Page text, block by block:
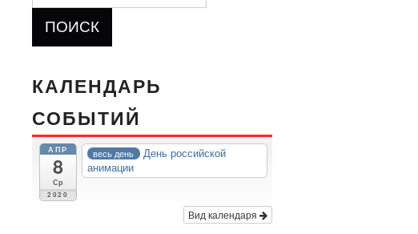
КАЛЕНДАРЬ
СОБЫТИЙ
АПР
8
Ср
2020
весь день
День российской
анимации
Вид календаря